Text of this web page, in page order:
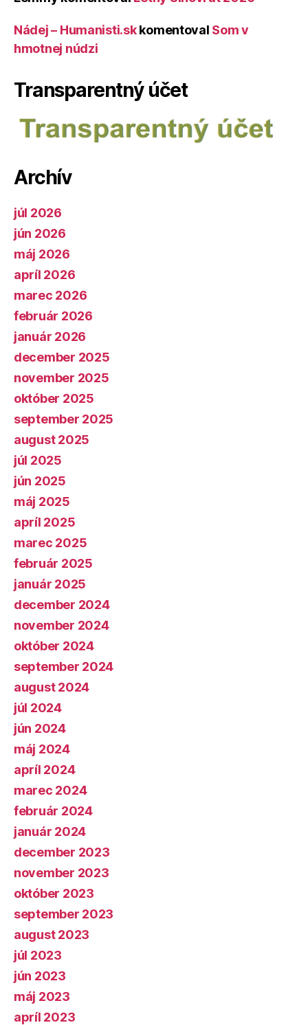
Nádej – Humanisti.skkomentoval Som v
hmotnej núdzi
Transparentný účet
Archív
júl 2026
jún 2026
máj 2026
apríl 2026
marec 2026
február 2026
január 2026
december 2025
november 2025
október 2025
september 2025
august 2025
júl 2025
jún 2025
máj 2025
apríl 2025
marec 2025
február 2025
január 2025
december 2024
november 2024
október 2024
september 2024
august 2024
júl 2024
jún 2024
máj 2024
apríl 2024
marec 2024
február 2024
január 2024
december 2023
november 2023
október 2023
september 2023
august 2023
júl 2023
jún 2023
máj 2023
apríl 2023